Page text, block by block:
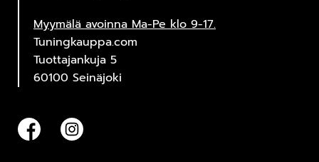
Myymälä avoinna Ma-Pe klo 9-17.
Tuningkauppa.com
Tuottajankuja 5
60100 Seinäjoki